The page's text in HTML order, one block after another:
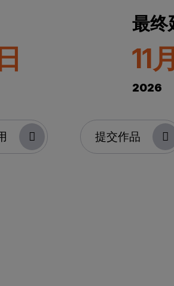
最终
11
2026
提交作品